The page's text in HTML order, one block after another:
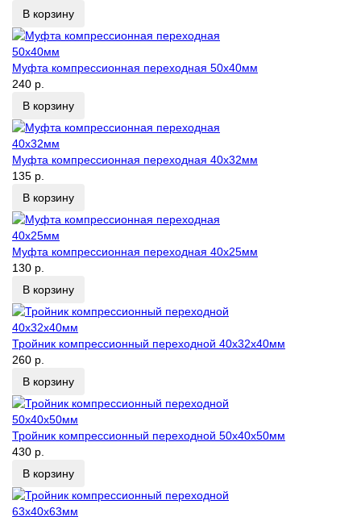
В корзину
Муфта компрессионная переходная 50х40мм
240 р.
В корзину
Муфта компрессионная переходная 40х32мм
135 р.
В корзину
Муфта компрессионная переходная 40х25мм
130 р.
В корзину
Тройник компрессионный переходной 40х32х40мм
260 р.
В корзину
Тройник компрессионный переходной 50х40х50мм
430 р.
В корзину